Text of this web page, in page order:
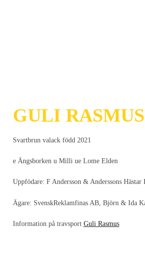
GULI RASMUS
Svartbrun valack född 2021
e Ängsborken u Milli ue Lome Elden
Uppfödare: F Andersson & Anderssons Hästar
Ägare: SvenskReklamfinas AB, Björn & Ida
Information på travsport Guli Rasmus